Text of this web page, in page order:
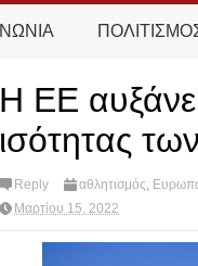
Η ΕΕ
ισότητας
Reply αθλητισμός
Μαρτίου 15, 2022